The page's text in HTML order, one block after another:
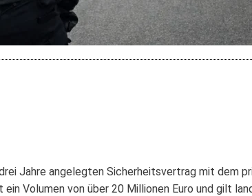
Jahre angelegten Sicherheitsvertrag mit dem
Volumen von über 20 Millionen Euro und gilt